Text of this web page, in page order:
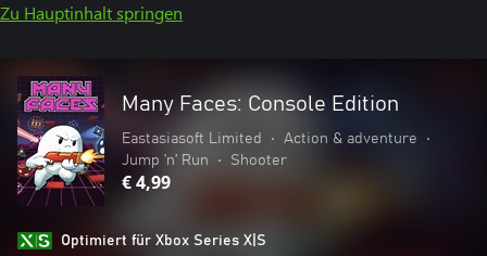
Zu Hauptinhalt springen
Many Faces: Console Edition
Eastasiasoft Limited • Action & adventure
•
Jump ’n’ Run
• Shooter
€ 4,99
Optimiert für Xbox Series X|S